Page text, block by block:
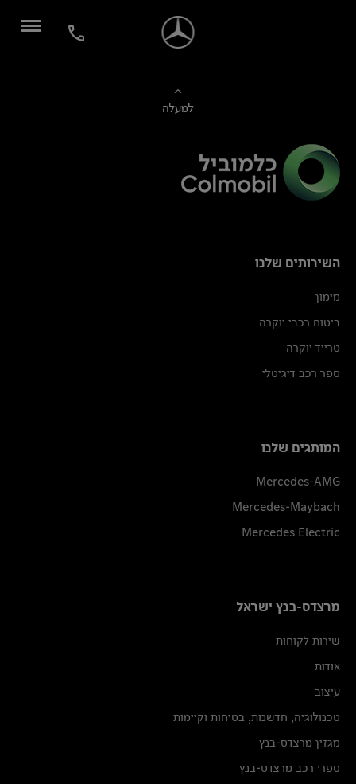
למעלה
השירותים שלנו
מימון
ביטוח רכבי יוקרה
טרייד יוקרה
ספר רכב דיגיטלי
המותגים שלנו
Mercedes-AMG
Mercedes-Maybach
Mercedes Electric
מרצדס-בנץ ישראל
שירות לקוחות
אודות
עיצוב
טכנולוגיה, חדשנות, בטיחות וקיימות
מגזין מרצדס-בנץ
ספרי רכב מרצדס-בנץ